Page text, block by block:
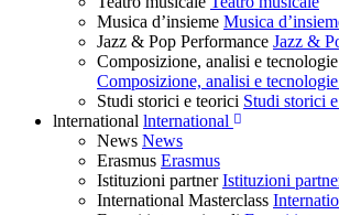
Musica d’insieme Musica
Jazz & Pop Performance Jazz &
Composizione, analisi e
Composizione, analisi e
Studi storici e teorici Studi storici
lnternational lnternational
News News
Erasmus Erasmus
Istituzioni partner Istituzioni
International Masterclass